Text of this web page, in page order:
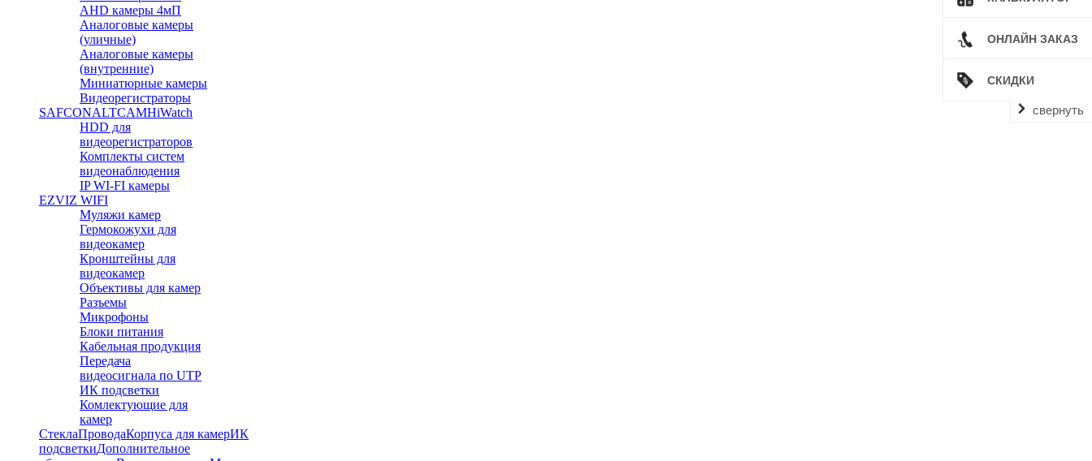
ОНЛАЙН ЗАКАЗ
СКИДКИ
свернуть
AHD камеры 4мП
Аналоговые камеры
(уличные)
Аналоговые камеры
(внутренние)
Миниатюрные камеры
Видеорегистраторы
SAFCONALTCAMHiWatch
HDD для
видеорегистраторов
Комплекты систем
видеонаблюдения
IP WI-FI камеры
EZVIZ WIFI
Муляжи камер
Гермокожухи для
видеокамер
Кронштейны для
видеокамер
Объективы для камер
Разъемы
Микрофоны
Блоки питания
Кабельная продукция
Передача
видеосигнала по UTP
ИК подсветки
Комлектующие для
камер
СтеклаПроводаКорпуса для камерИК
подсветкиДополнительное